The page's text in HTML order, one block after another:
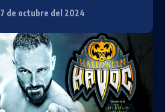
de octubre del 2024